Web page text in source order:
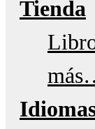
Tienda